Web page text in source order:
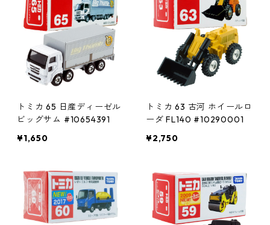
トミカ 65 日産ディーゼル
ビッグサム #10654391
¥1,650
トミカ 63 古河 ホイールロ
ーダ FL140 #10290001
¥2,750